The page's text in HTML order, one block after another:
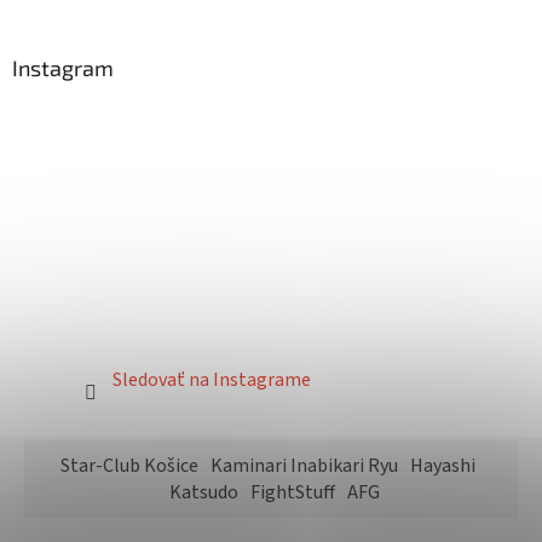
Instagram
Sledovať na Instagrame
Star-Club Košice Kaminari Inabikari Ryu Hayashi
Katsudo FightStuff AFG